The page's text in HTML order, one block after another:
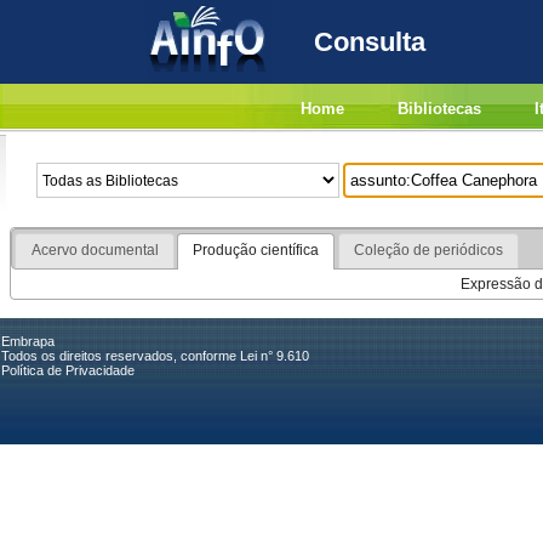
Consulta
Home Bibliotecas
Acervo documental Produção científica
Coleção de periódicos
Expressão
Embrapa
Todos os direitos reservados, conforme Lei n° 9.610
Política de Privacidade